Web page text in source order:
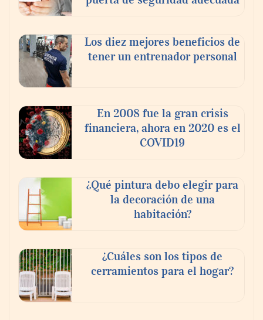
Los diez mejores beneficios de
tener un entrenador personal
En 2008 fue la gran crisis
financiera, ahora en 2020 es el
COVID19
¿Qué pintura debo elegir para
la decoración de una
habitación?
¿Cuáles son los tipos de
cerramientos para el hogar?